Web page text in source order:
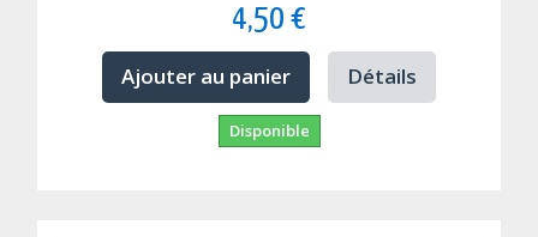
4,50 €
Ajouter au panier Détails
Disponible